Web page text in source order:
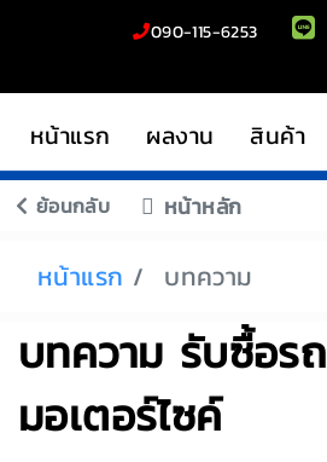
090-115-6253
หน้าแรก ผลงาน สินค้า
ย้อนกลับ หน้าหลัก
หน้าแรก บทความ
บทความ รับซื้อรถ
มอเตอร์ไซค์